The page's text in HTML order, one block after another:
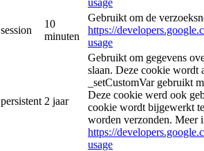
session
10
minuten
Gebruikt om de
https://
usage
persistent 2 jaar
Gebruikt om gegevens
slaan. Deze cookie wordt
_setCustomVar gebruikt
Deze cookie werd ook
cookie wordt bijgewerkt
worden verzonden. Meer
https://
usage